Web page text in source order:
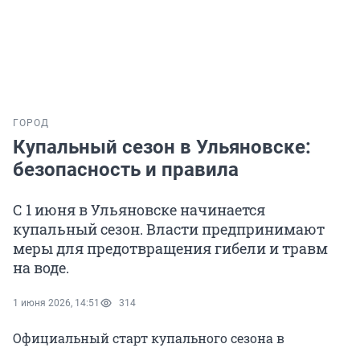
ГОРОД
Купальный сезон в Ульяновске:
безопасность и правила
С 1 июня в Ульяновске начинается
купальный сезон. Власти предпринимают
меры для предотвращения гибели и травм
на воде.
1 июня 2026, 14:51 314
Официальный старт купального сезона в